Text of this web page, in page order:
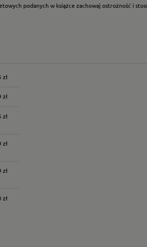
podanych w książce zachowaj ostrożność i
zł
zł
zł
zł
zł
zł